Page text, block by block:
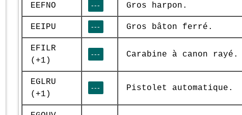
EEFNO --- Gros harpon.
EEIPU --- Gros bâton ferré.
EFILR
(+1)
--- Carabine à canon rayé.
EGLRU
(+1)
--- Pistolet automatique.